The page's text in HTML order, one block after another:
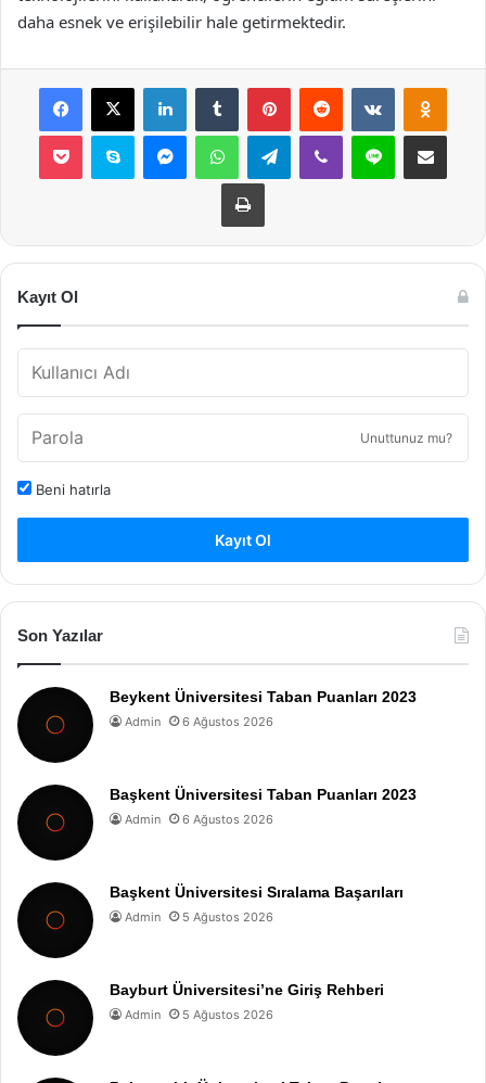
daha esnek ve erişilebilir hale getirmektedir.
Facebook
X LinkedInTumblr PinterestReddit VKontakte
Pocket Skype MessengerWhatsAppTelegramViber Line E-Posta ile
Yazdır
Kayıt Ol
Unuttunuz mu?
Beni hatırla
Kayıt Ol
Son Yazılar
Beykent Üniversitesi Taban Puanları 2023
Admin 6 Ağustos 2026
Başkent Üniversitesi Taban Puanları 2023
Admin 6 Ağustos 2026
Başkent Üniversitesi Sıralama Başarıları
Admin 5 Ağustos 2026
Bayburt Üniversitesi’ne Giriş Rehberi
Admin 5 Ağustos 2026